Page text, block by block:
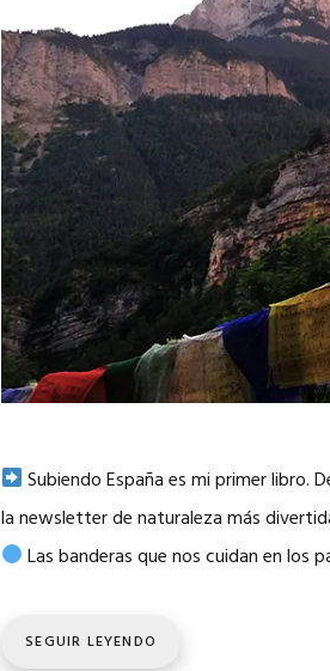
Subiendo España es mi primer libro.
la newsletter de naturaleza más
Las banderas que nos cuidan en los
SEGUIR LEYENDO